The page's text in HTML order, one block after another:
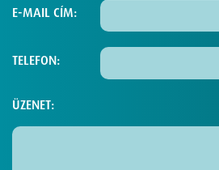
E-MAIL CÍM:
TELEFON:
ÜZENET: